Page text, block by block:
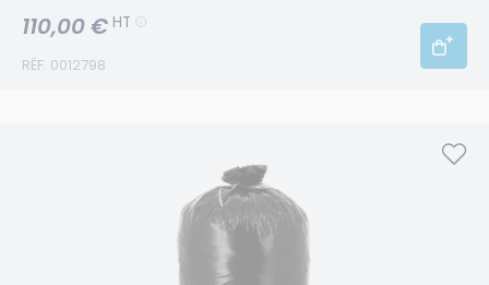
RÉF. 0012798
110,00 € HT